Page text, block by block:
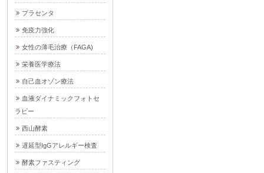
プラセンタ
免疫力強化
女性の薄毛治療（FAGA)
栄養医学療法
自己血オゾン療法
血液ダイナミックフォトセ
ラピー
西山酵素
遅延型IgGアレルギー検査
酵素ファスティング